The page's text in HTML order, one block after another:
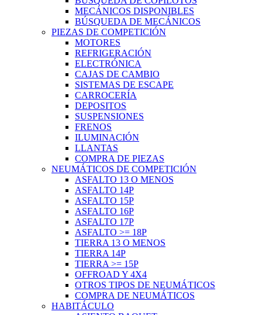
MECÁNICOS DISPONIBLES
BÚSQUEDA DE MECÁNICOS
PIEZAS DE COMPETICIÓN
MOTORES
REFRIGERACIÓN
ELECTRÓNICA
CAJAS DE CAMBIO
SISTEMAS DE ESCAPE
CARROCERÍA
DEPOSITOS
SUSPENSIONES
FRENOS
ILUMINACIÓN
LLANTAS
COMPRA DE PIEZAS
NEUMÁTICOS DE COMPETICIÓN
ASFALTO 13 O MENOS
ASFALTO 14P
ASFALTO 15P
ASFALTO 16P
ASFALTO 17P
ASFALTO >= 18P
TIERRA 13 O MENOS
TIERRA 14P
TIERRA >= 15P
OFFROAD Y 4X4
OTROS TIPOS DE NEUMÁTICOS
COMPRA DE NEUMÁTICOS
HABITÁCULO